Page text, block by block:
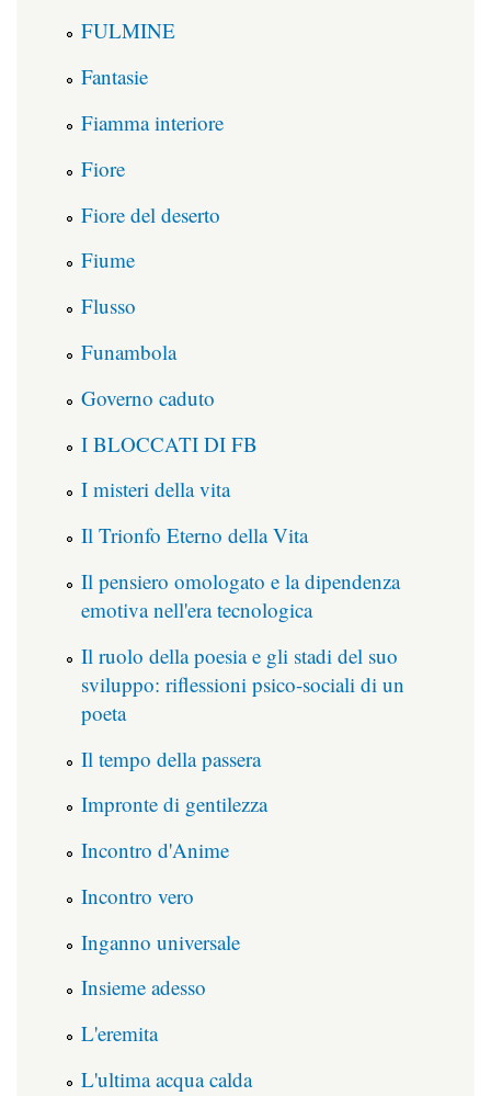
FULMINE
Fantasie
Fiamma interiore
Fiore
Fiore del deserto
Fiume
Flusso
Funambola
Governo caduto
I BLOCCATI DI FB
I misteri della vita
Il Trionfo Eterno della Vita
Il pensiero omologato e la dipendenza
emotiva nell'era tecnologica
Il ruolo della poesia e gli stadi del suo
sviluppo: riflessioni psico-sociali di un
poeta
Il tempo della passera
Impronte di gentilezza
Incontro d'Anime
Incontro vero
Inganno universale
Insieme adesso
L'eremita
L'ultima acqua calda